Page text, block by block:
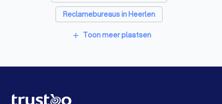
Reclamebureaus in Heerlen
Reclamebureaus in Geleen
add Toon meer plaatsen